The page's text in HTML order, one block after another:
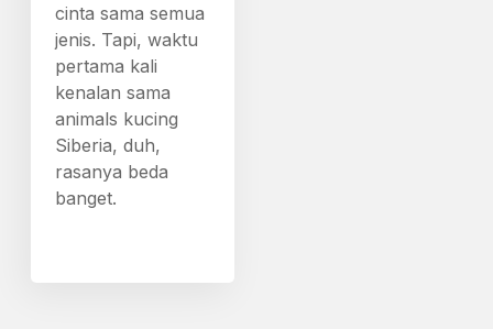
cinta sama semua
jenis. Tapi, waktu
pertama kali
kenalan sama
animals kucing
Siberia, duh,
rasanya beda
banget.